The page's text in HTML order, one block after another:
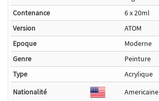
Contenance
6 x 20ml
Version
ATOM
Epoque
Moderne
Genre
Peinture
Type
Acrylique
Nationalité
Americaine